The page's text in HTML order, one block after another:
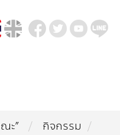
ะ”
กิจกรรม